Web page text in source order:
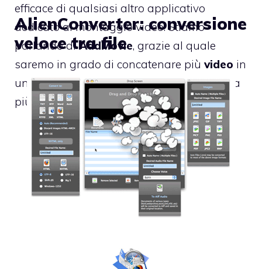
efficace di qualsiasi altro applicativo
dedicato al montaggio video. Stiamo
parlando diAddMovie, grazie al quale
saremo in grado di concatenare più video in
un unico file, trasformando di conseguenza
più clip in un
filmato continuato.
AlienConverter: conversione
veloce tra file